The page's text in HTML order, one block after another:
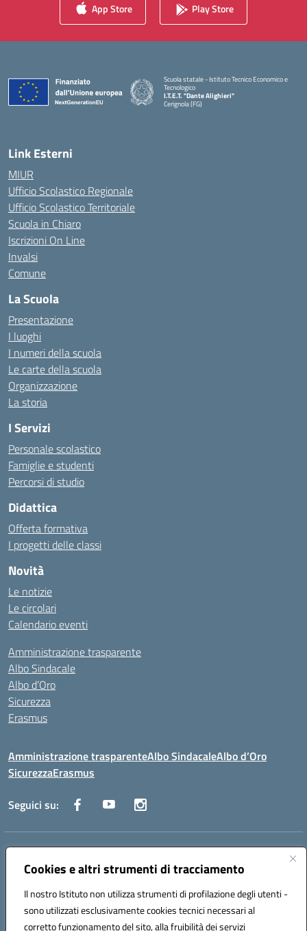
Cookies e altri strumenti di tracciamento
Il nostro Istituto non utilizza strumenti di profilazione degli utenti -
sono utilizzati esclusivamente cookies tecnici necessari al
corretto funzionamento del sito, alla fruibilità dei servizi
App Store Play Store
Scuola statale - Istituto Tecnico Economico e
Tecnologico
I.T.E.T. "Dante Alighieri"
Cerignola (FG)
— Visita la pagina iniziale della scuola
Link Esterni
MIUR
Ufficio Scolastico Regionale
Ufficio Scolastico Territoriale
Scuola in Chiaro
Iscrizioni On Line
Invalsi
Comune
La Scuola
Presentazione
I luoghi
I numeri della scuola
Le carte della scuola
Organizzazione
La storia
I Servizi
Personale scolastico
Famiglie e studenti
Percorsi di studio
Didattica
Offerta formativa
I progetti delle classi
Novità
Le notizie
Le circolari
Calendario eventi
Amministrazione trasparente
Albo Sindacale
Albo d’Oro
Sicurezza
Erasmus
Amministrazione trasparenteAlbo SindacaleAlbo d’Oro
SicurezzaErasmus
Seguici su:
Indirizzo:
Centralino:0885.426034 Email:FGTD02000P@istruzione.it
Codice fiscale: 81002930717
Codice meccanografico:
FGTD02000P